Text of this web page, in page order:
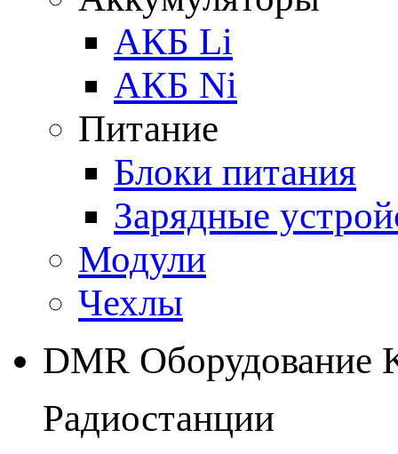
АКБ Li
АКБ Ni
Питание
Блоки питания
Зарядные
Модули
Чехлы
DMR Оборудование
Радиостанции